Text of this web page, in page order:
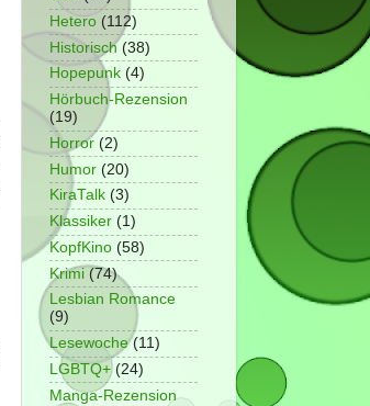
Hetero (112)
Historisch (38)
Hopepunk (4)
Hörbuch-Rezension
(19)
Horror (2)
Humor (20)
KiraTalk (3)
Klassiker (1)
KopfKino (58)
Krimi (74)
Lesbian Romance
(9)
Lesewoche (11)
LGBTQ+ (24)
Manga-Rezension